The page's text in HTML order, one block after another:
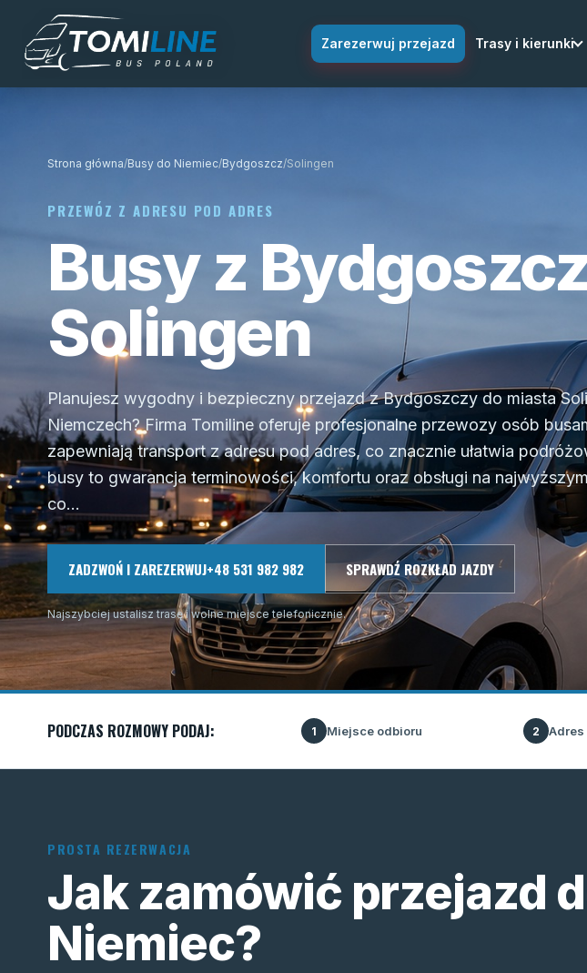
Przejdź do treści
Zarezerwuj przejazd Trasy i kierunki
Strona główna/Busy do Niemiec/Bydgoszcz/Solingen
PRZEWÓZ Z ADRESU POD ADRES
Busy z
Solingen
Planujesz wygodny i bezpieczny przejazd z Bydgoszczy do miasta
Niemczech? Firma Tomiline oferuje profesjonalne przewozy osób
zapewniają transport z adresu pod adres, co znacznie ułatwia
busy to gwarancja terminowości, komfortu oraz obsługi na
co...
ZADZWOŃ I ZAREZERWUJ+48 531 982 982 SPRAWDŹ ROZKŁAD JAZDY
Najszybciej ustalisz trasę i wolne miejsce telefonicznie.
PODCZAS ROZMOWY PODAJ: 1 Miejsce odbioru 2
PROSTA REZERWACJA
Jak zamówić przejazd
Niemiec?